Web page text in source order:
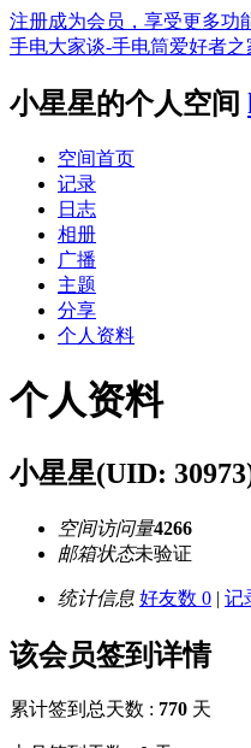
注册成为会员，享受更多功
手电大家谈-手电筒爱好者之
小星星的个人空间
空间首页
记录
日志
相册
广播
主题
分享
个人资料
个人资料
小星星(UID:
空间访问量4266
邮箱状态未验证
统计信息 好友数 0 | 记
该会员签到详情
累计签到总天数 : 770 天